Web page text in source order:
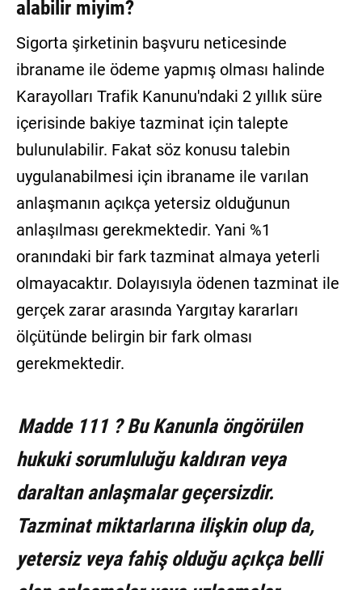
alabilir miyim?
Sigorta şirketinin başvuru neticesinde
ibraname ile ödeme yapmış olması halinde
Karayolları Trafik Kanunu'ndaki 2 yıllık süre
içerisinde bakiye tazminat için talepte
bulunulabilir. Fakat söz konusu talebin
uygulanabilmesi için ibraname ile varılan
anlaşmanın açıkça yetersiz olduğunun
anlaşılması gerekmektedir. Yani %1
oranındaki bir fark tazminat almaya yeterli
olmayacaktır. Dolayısıyla ödenen tazminat ile
gerçek zarar arasında Yargıtay kararları
ölçütünde belirgin bir fark olması
gerekmektedir.
Madde 111 ? Bu Kanunla öngörülen
hukuki sorumluluğu kaldıran veya
daraltan anlaşmalar geçersizdir.
Tazminat miktarlarına ilişkin olup da,
yetersiz veya fahiş olduğu açıkça belli